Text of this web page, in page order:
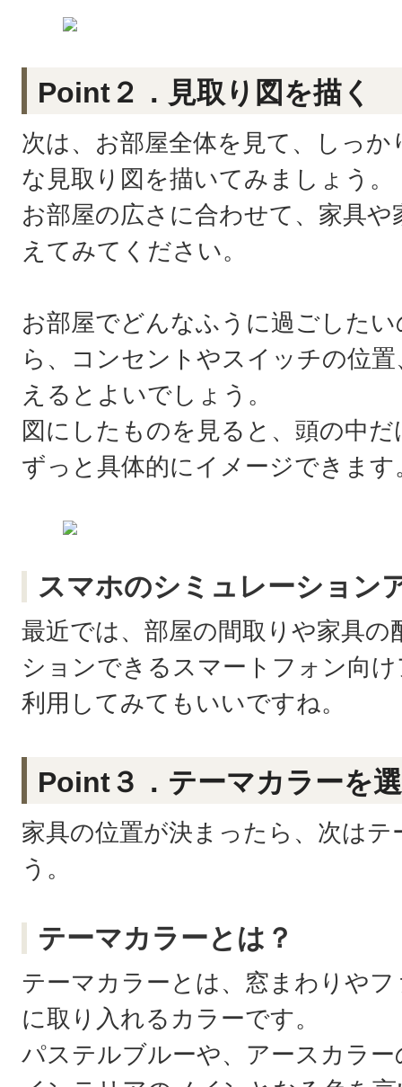
Point２．見取り図を描く
次は、お部屋全体を見て、しっ
な見取り図を描いてみましょう。
お部屋の広さに合わせて、家具
えてみてください。
お部屋でどんなふうに過ごした
ら、コンセントやスイッチの位
えるとよいでしょう。
図にしたものを見ると、頭の中
ずっと具体的にイメージできます
スマホのシミュレーション
最近では、部屋の間取りや家具
ションできるスマートフォン向
利用してみてもいいですね。
Point３．テーマカラーを
家具の位置が決まったら、次は
う。
テーマカラーとは？
テーマカラーとは、窓まわりや
に取り入れるカラーです。
パステルブルーや、アースカラ